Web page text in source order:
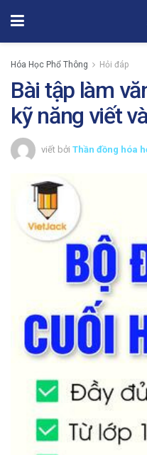
Hóa Học Phổ Thông Hỏi đáp
Bài tập làm
kỹ năng viết
viết bởi Thần đồng hóa